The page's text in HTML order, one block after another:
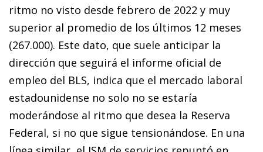
ritmo no visto desde febrero de 2022 y muy
superior al promedio de los últimos 12 meses
(267.000). Este dato, que suele anticipar la
dirección que seguirá el informe oficial de
empleo del BLS, indica que el mercado laboral
estadounidense no solo no se estaría
moderándose al ritmo que desea la Reserva
Federal, si no que sigue tensionándose. En una